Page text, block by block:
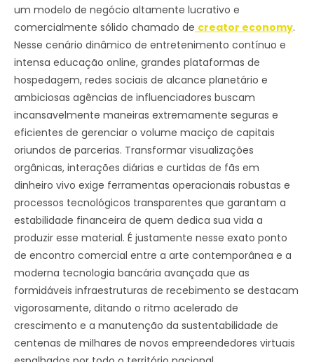
um modelo de negócio altamente lucrativo e
comercialmente sólido chamado de creator economy.
Nesse cenário dinâmico de entretenimento contínuo e
intensa educação online, grandes plataformas de
hospedagem, redes sociais de alcance planetário e
ambiciosas agências de influenciadores buscam
incansavelmente maneiras extremamente seguras e
eficientes de gerenciar o volume maciço de capitais
oriundos de parcerias. Transformar visualizações
orgânicas, interações diárias e curtidas de fãs em
dinheiro vivo exige ferramentas operacionais robustas e
processos tecnológicos transparentes que garantam a
estabilidade financeira de quem dedica sua vida a
produzir esse material. É justamente nesse exato ponto
de encontro comercial entre a arte contemporânea e a
moderna tecnologia bancária avançada que as
formidáveis infraestruturas de recebimento se destacam
vigorosamente, ditando o ritmo acelerado de
crescimento e a manutenção da sustentabilidade de
centenas de milhares de novos empreendedores virtuais